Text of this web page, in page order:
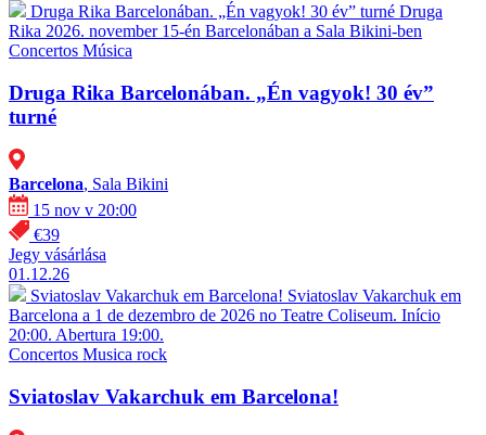
Druga Rika Barcelonában. „Én vagyok! 30 év” turné Druga
Rika 2026. november 15-én Barcelonában a Sala Bikini-ben
Concertos Música
Druga Rika Barcelonában. „Én vagyok! 30 év”
turné
Barcelona, Sala Bikini
15 nov v 20:00
€39
Jegy vásárlása
01.12.26
Sviatoslav Vakarchuk em Barcelona! Sviatoslav Vakarchuk em
Barcelona a 1 de dezembro de 2026 no Teatre Coliseum. Início
20:00. Abertura 19:00.
Concertos Musica rock
Sviatoslav Vakarchuk em Barcelona!